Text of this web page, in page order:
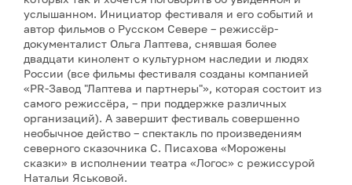
услышанном. Инициатор фестиваля и его событий и
автор фильмов о Русском Севере – режиссёр-
документалист Ольга Лаптева, снявшая более
двадцати кинолент о культурном наследии и людях
России (все фильмы фестиваля созданы компанией
«PR-Завод "Лаптева и партнеры"», которая состоит из
самого режиссёра, – при поддержке различных
организаций). А завершит фестиваль совершенно
необычное действо – спектакль по произведениям
северного сказочника С. Писахова «Морожены
сказки» в исполнении театра «Логос» с режиссурой
Натальи Яськовой.